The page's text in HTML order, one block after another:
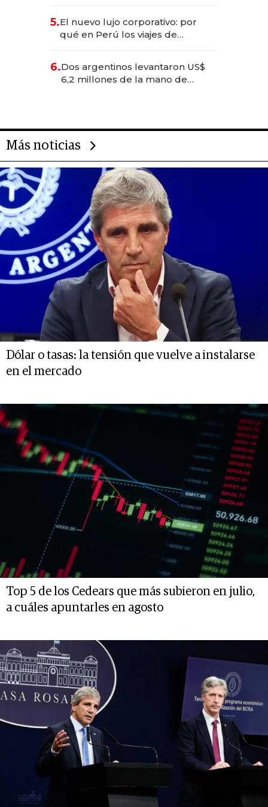
Fénix
5.El nuevo lujo corporativo: por
qué en Perú los viajes de
transformadoras
6.Dos argentinos levantaron US$
6,2 millones de la mano de
Más noticias
Dólar o tasas: la tensión que vuelve a instalarse
en el mercado
Top 5 de los Cedears que más subieron en julio,
a cuáles apuntarles en agosto